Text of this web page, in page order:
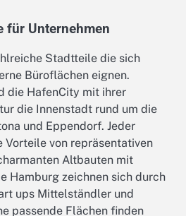
für Unternehmen
Stadtteile die sich
Büroflächen eignen.
die HafenCity mit ihrer
die Innenstadt rund um die
und Eppendorf. Jeder
von repräsentativen
Altbauten mit
Hamburg zeichnen sich durch
ups Mittelständler und
passende Flächen finden